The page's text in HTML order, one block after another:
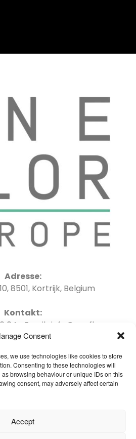
Consent
we use technologies like cookies to store
Consenting to these technologies will
browsing behaviour or unique IDs on this
consent, may adversely affect certain
Accept
Adresse:
8501, Kortrijk, Belgium
Kontakt:
04 Email : info@oneflor-